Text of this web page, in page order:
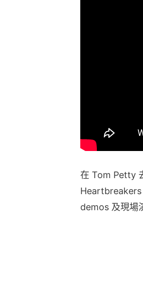
在 Tom Petty
Heartbreakers
demos 及現場